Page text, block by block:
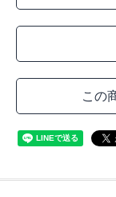
この